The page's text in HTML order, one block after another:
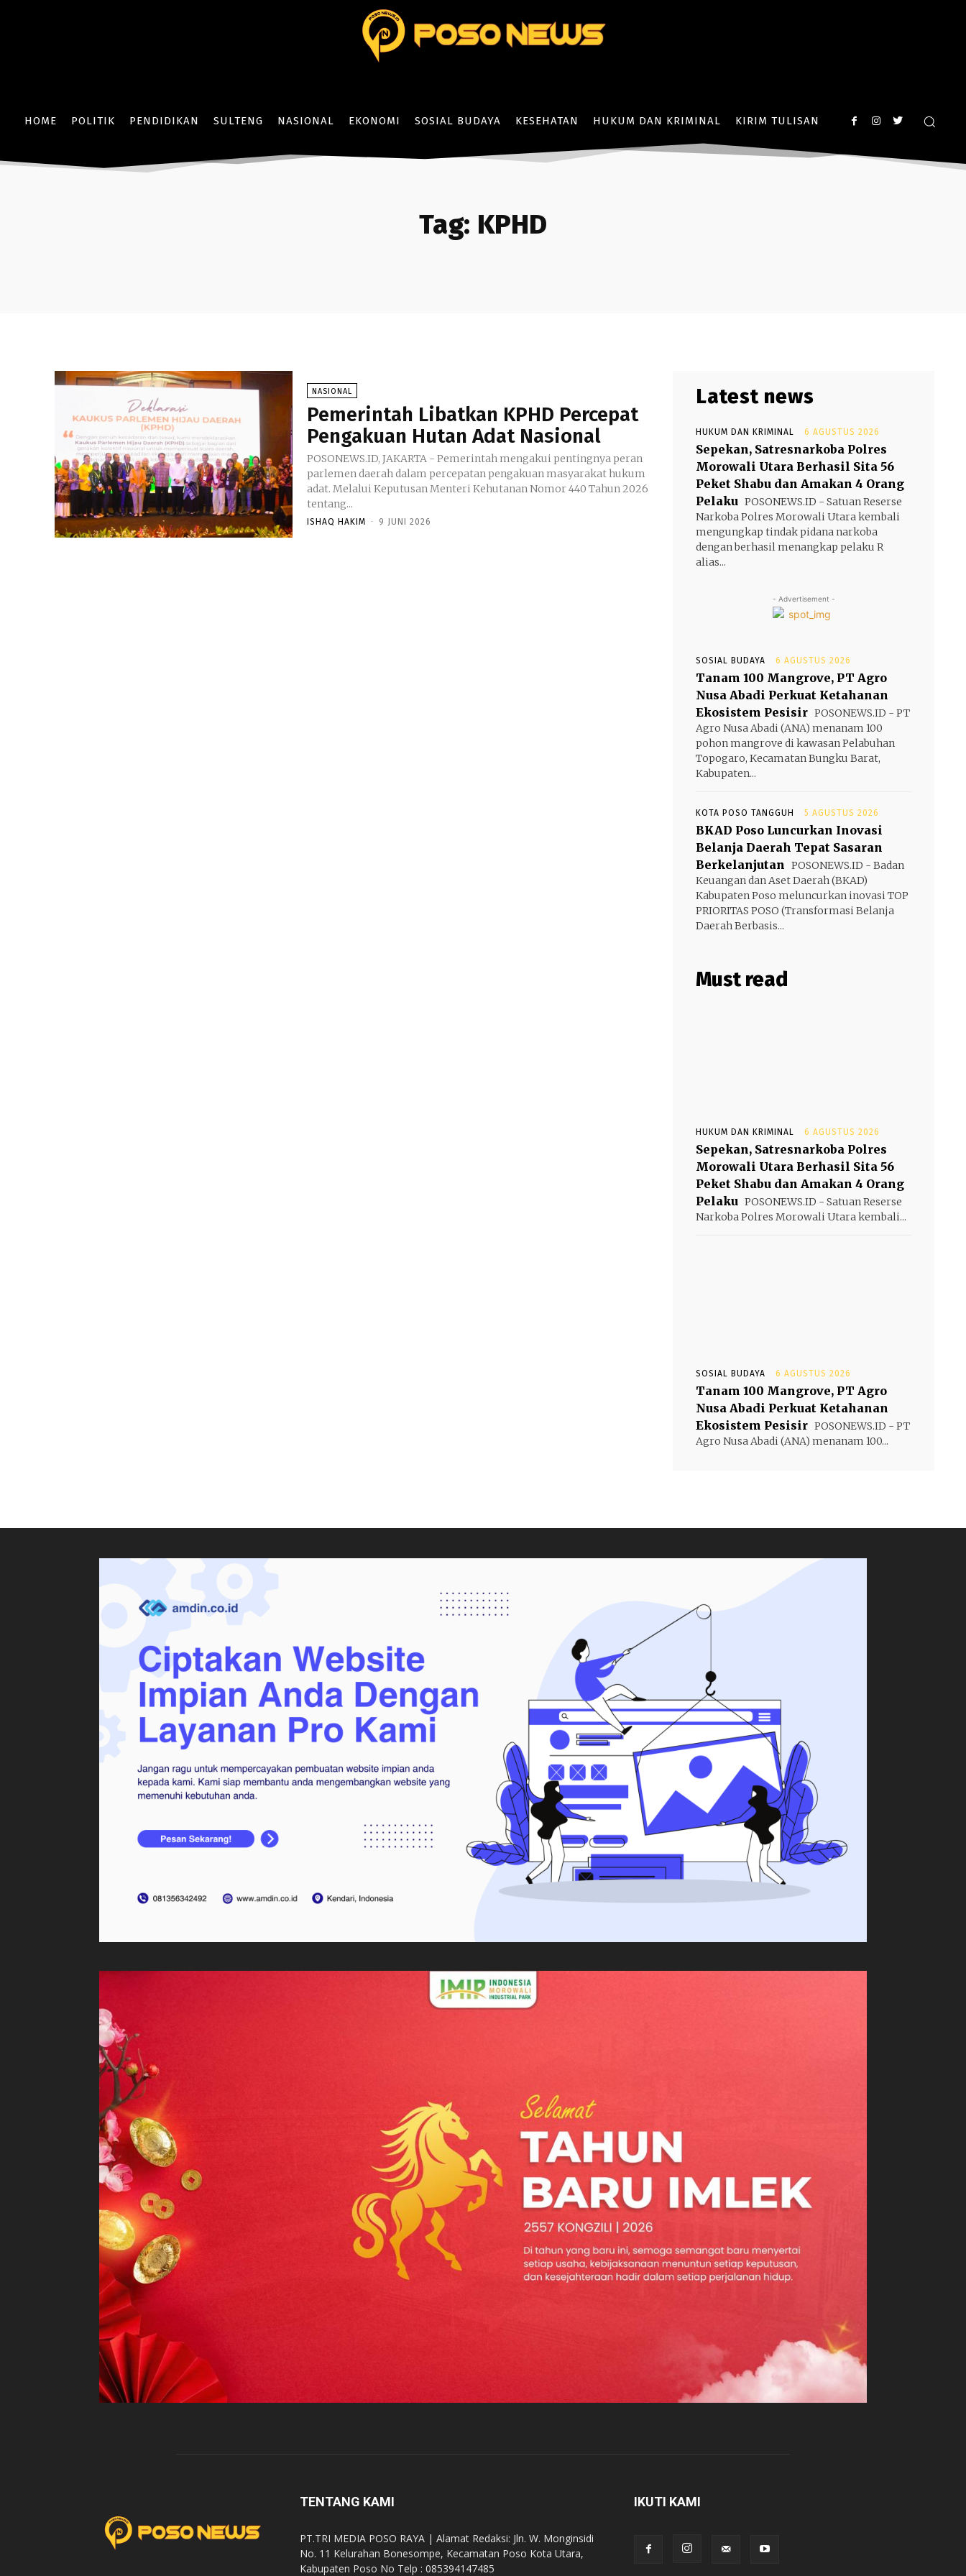
HOME POLITIK PENDIDIKAN SULTENG NASIONAL EKONOMI SOSIAL BUDAYA KESEHATAN HUKUM DAN KRIMINAL KIRIM TULISAN
Tag: KPHD
NASIONAL
Pemerintah Libatkan KPHD Percepat
Pengakuan Hutan Adat Nasional
POSONEWS.ID, JAKARTA - Pemerintah mengakui pentingnya peran
parlemen daerah dalam percepatan pengakuan masyarakat hukum
adat. Melalui Keputusan Menteri Kehutanan Nomor 440 Tahun 2026
tentang...
ISHAQ HAKIM - 9 JUNI 2026
Latest news
HUKUM DAN KRIMINAL 6 AGUSTUS 2026
Sepekan, Satresnarkoba Polres
Morowali Utara Berhasil Sita 56
Peket Shabu dan Amakan 4 Orang
Pelaku POSONEWS.ID - Satuan Reserse
Narkoba Polres Morowali Utara kembali
mengungkap tindak pidana narkoba
dengan berhasil menangkap pelaku R
alias...
- Advertisement -
SOSIAL BUDAYA 6 AGUSTUS 2026
Tanam 100 Mangrove, PT Agro
Nusa Abadi Perkuat Ketahanan
Ekosistem Pesisir POSONEWS.ID - PT
Agro Nusa Abadi (ANA) menanam 100
pohon mangrove di kawasan Pelabuhan
Topogaro, Kecamatan Bungku Barat,
Kabupaten...
KOTA POSO TANGGUH 5 AGUSTUS 2026
BKAD Poso Luncurkan Inovasi
Belanja Daerah Tepat Sasaran
Berkelanjutan POSONEWS.ID - Badan
Keuangan dan Aset Daerah (BKAD)
Kabupaten Poso meluncurkan inovasi TOP
PRIORITAS POSO (Transformasi Belanja
Daerah Berbasis...
Must read
HUKUM DAN KRIMINAL 6 AGUSTUS 2026
Sepekan, Satresnarkoba Polres
Morowali Utara Berhasil Sita 56
Peket Shabu dan Amakan 4 Orang
Pelaku POSONEWS.ID - Satuan Reserse
Narkoba Polres Morowali Utara kembali...
SOSIAL BUDAYA 6 AGUSTUS 2026
Tanam 100 Mangrove, PT Agro
Nusa Abadi Perkuat Ketahanan
Ekosistem Pesisir POSONEWS.ID - PT
Agro Nusa Abadi (ANA) menanam 100...
TENTANG KAMI
PT.TRI MEDIA POSO RAYA | Alamat Redaksi: Jln. W. Monginsidi
No. 11 Kelurahan Bonesompe, Kecamatan Poso Kota Utara,
Kabupaten Poso No Telp : 085394147485
IKUTI KAMI